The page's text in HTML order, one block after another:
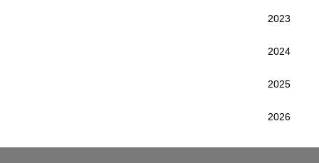
2023
2024
2025
2026